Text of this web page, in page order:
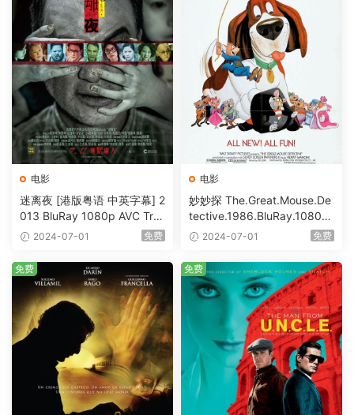
电影
迷离夜 [港版粤语 中英字幕] 2
013 BluRay 1080p AVC Tru
eHD5.1 [BDISO 22.64GB]
2024-07-01 免费
电影
妙妙探 The.Great.Mouse.De
tective.1986.BluRay.1080p.
AVC.DTS-HD.MA.5.1-HDHo
2024-07-01 免费
免费 免费